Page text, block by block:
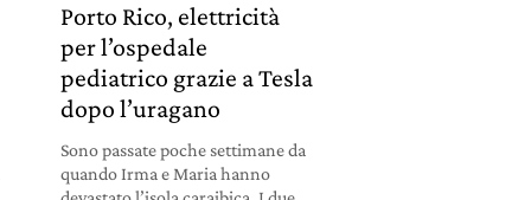
Porto Rico, elettricità
per l’ospedale
pediatrico grazie a Tesla
dopo l’uragano
Sono passate poche settimane da
quando Irma e Maria hanno